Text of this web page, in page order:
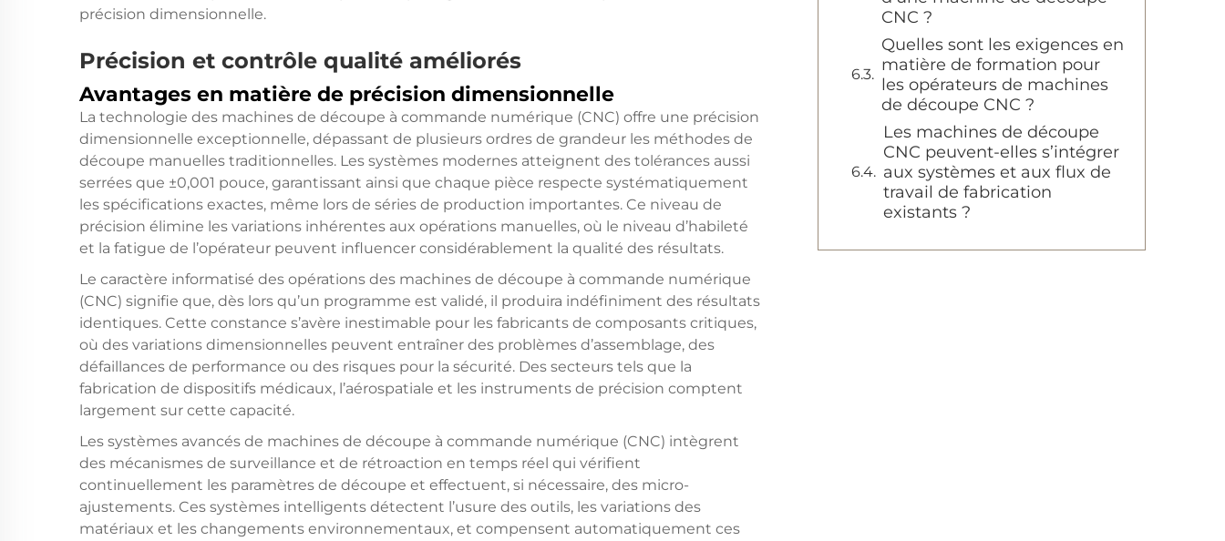
précision dimensionnelle.
Précision et contrôle qualité améliorés
Avantages en matière de précision dimensionnelle
La technologie des machines de découpe à commande numérique (CNC) offre une précision
dimensionnelle exceptionnelle, dépassant de plusieurs ordres de grandeur les méthodes de
découpe manuelles traditionnelles. Les systèmes modernes atteignent des tolérances aussi
serrées que ±0,001 pouce, garantissant ainsi que chaque pièce respecte systématiquement
les spécifications exactes, même lors de séries de production importantes. Ce niveau de
précision élimine les variations inhérentes aux opérations manuelles, où le niveau d’habileté
et la fatigue de l’opérateur peuvent influencer considérablement la qualité des résultats.
Le caractère informatisé des opérations des machines de découpe à commande numérique
(CNC) signifie que, dès lors qu’un programme est validé, il produira indéfiniment des résultats
identiques. Cette constance s’avère inestimable pour les fabricants de composants critiques,
où des variations dimensionnelles peuvent entraîner des problèmes d’assemblage, des
défaillances de performance ou des risques pour la sécurité. Des secteurs tels que la
fabrication de dispositifs médicaux, l’aérospatiale et les instruments de précision comptent
largement sur cette capacité.
Les systèmes avancés de machines de découpe à commande numérique (CNC) intègrent
des mécanismes de surveillance et de rétroaction en temps réel qui vérifient
continuellement les paramètres de découpe et effectuent, si nécessaire, des micro-
ajustements. Ces systèmes intelligents détectent l’usure des outils, les variations des
matériaux et les changements environnementaux, et compensent automatiquement ces
CNC ?
Quelles sont les exigences en
matière de formation pour
les opérateurs de machines
de découpe CNC ?
Les machines de découpe
CNC peuvent-elles s’intégrer
aux systèmes et aux flux de
travail de fabrication
existants ?